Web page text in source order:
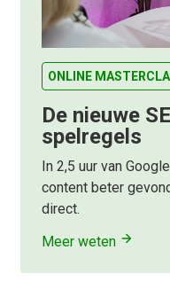
ONLINE
De nieuwe
spelregels
In 2,5 uur van
content beter
direct.
Meer weten